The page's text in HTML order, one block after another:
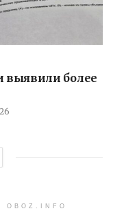
выявили более